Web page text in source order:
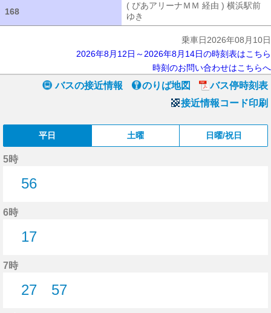
168
( ぴあアリーナＭＭ 経由 ) 横浜駅前
ゆき
乗車日2026年08月10日
2026年8月12日～2026年8月14日の時刻表はこちら
時刻のお問い合わせはこちらへ
バスの接近情報 のりば地図
バス停時刻表
接近情報コード印刷
平日 土曜 日曜/祝日
5時
56
6時
17
7時
27
57